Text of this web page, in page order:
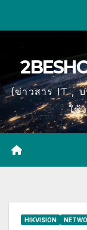
content
(ข่าวสาร IT ,
ใช้
HIKVISION